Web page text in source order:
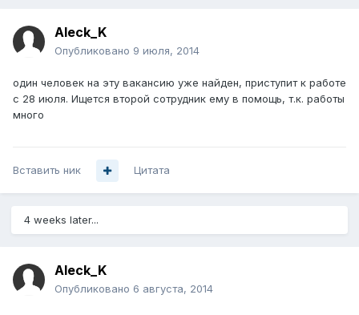
Aleck_K
Опубликовано 9 июля, 2014
один человек на эту вакансию уже найден, приступит к работе
с 28 июля. Ищется второй сотрудник ему в помощь, т.к. работы
много
Вставить ник Цитата
4 weeks later...
Aleck_K
Опубликовано 6 августа, 2014